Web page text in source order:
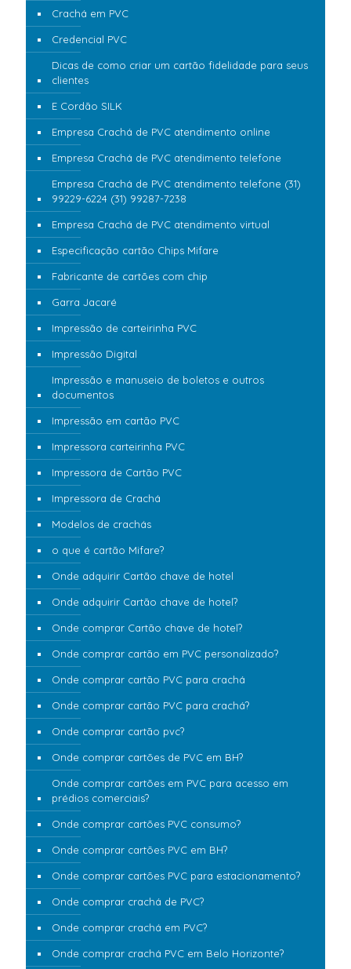
Crachá em PVC
Credencial PVC
Dicas de como criar um cartão fidelidade para seus
clientes
E Cordão SILK
Empresa Crachá de PVC atendimento online
Empresa Crachá de PVC atendimento telefone
Empresa Crachá de PVC atendimento telefone (31)
99229-6224 (31) 99287-7238
Empresa Crachá de PVC atendimento virtual
Especificação cartão Chips Mifare
Fabricante de cartões com chip
Garra Jacaré
Impressão de carteirinha PVC
Impressão Digital
Impressão e manuseio de boletos e outros
documentos
Impressão em cartão PVC
Impressora carteirinha PVC
Impressora de Cartão PVC
Impressora de Crachá
Modelos de crachás
o que é cartão Mifare?
Onde adquirir Cartão chave de hotel
Onde adquirir Cartão chave de hotel?
Onde comprar Cartão chave de hotel?
Onde comprar cartão em PVC personalizado?
Onde comprar cartão PVC para crachá
Onde comprar cartão PVC para crachá?
Onde comprar cartão pvc?
Onde comprar cartões de PVC em BH?
Onde comprar cartões em PVC para acesso em
prédios comerciais?
Onde comprar cartões PVC consumo?
Onde comprar cartões PVC em BH?
Onde comprar cartões PVC para estacionamento?
Onde comprar crachá de PVC?
Onde comprar crachá em PVC?
Onde comprar crachá PVC em Belo Horizonte?